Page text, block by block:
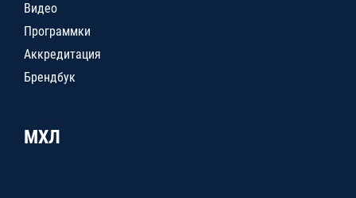
Видео
Программки
Аккредитация
Брендбук
МХЛ